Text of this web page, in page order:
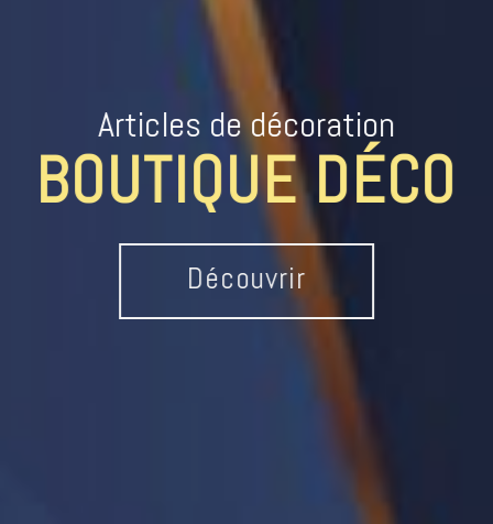
Articles de décoration
BOUTIQUE DÉCO
Découvrir